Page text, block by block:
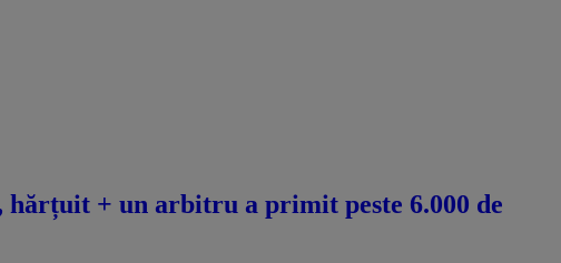
hărțuit + un arbitru a primit peste 6.000 de